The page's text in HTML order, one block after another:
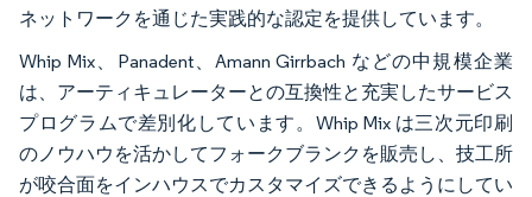
ネットワークを通じた実践的な認定を提供しています。
Whip Mix、Panadent、Amann Girrbach などの中規模企業
は、アーティキュレーターとの互換性と充実したサービス
プログラムで差別化しています。Whip Mix は三次元印刷
のノウハウを活かしてフォークブランクを販売し、技工所
が咬合面をインハウスでカスタマイズできるようにしてい